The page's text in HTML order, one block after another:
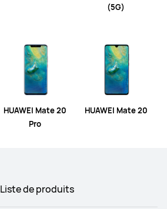
(5G)
HUAWEI Mate 20
Pro
HUAWEI Mate 20
Liste de produits